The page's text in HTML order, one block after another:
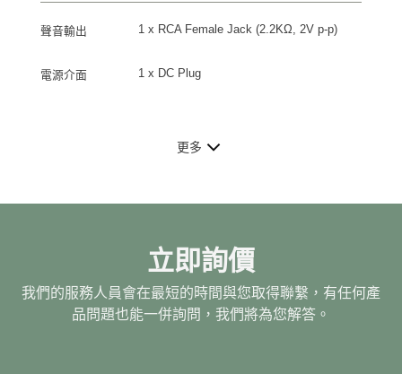
聲音輸出 1 x RCA Female Jack (2.2KΩ, 2V p-p)
電源介面 1 x DC Plug
更多
立即詢價
我們的服務人員會在最短的時間與您取得聯繫，有任何產
品問題也能一併詢問，我們將為您解答。